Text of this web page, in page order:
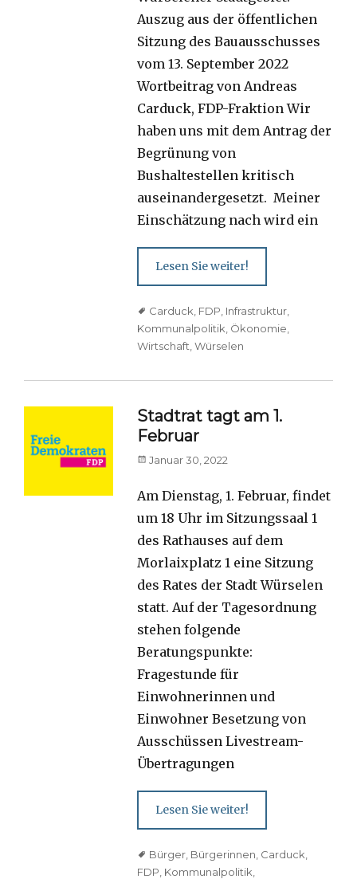
Auszug aus der öffentlichen
Sitzung des Bauausschusses
vom 13. September 2022
Wortbeitrag von Andreas
Carduck, FDP-Fraktion Wir
haben uns mit dem Antrag der
Begrünung von
Bushaltestellen kritisch
auseinandergesetzt. Meiner
Einschätzung nach wird ein
Lesen Sie weiter!
TagsCarduck FDP Infrastruktur
Kommunalpolitik Ökonomie
Wirtschaft ,Würselen
Stadtrat tagt am 1.
Februar
Posted
Januar 30, 2022
Am Dienstag, 1. Februar, findet
um 18 Uhr im Sitzungssaal 1
des Rathauses auf dem
Morlaixplatz 1 eine Sitzung
des Rates der Stadt Würselen
statt. Auf der Tagesordnung
stehen folgende
Beratungspunkte:
Fragestunde für
Einwohnerinnen und
Einwohner Besetzung von
Ausschüssen Livestream-
Übertragungen
Lesen Sie weiter!
TagsBürger Bürgerinnen Carduck
FDP Kommunalpolitik